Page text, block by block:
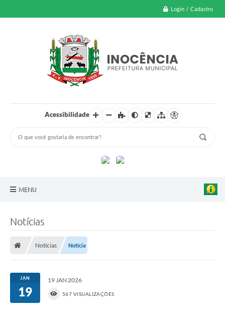
Login / Cadastro
Acessibilidade
MENU
Transparência Pública
Notícias
Legislação
Notícias
Notícias Notícia
JAN
19
19 JAN 2026
567 VISUALIZAÇÕES